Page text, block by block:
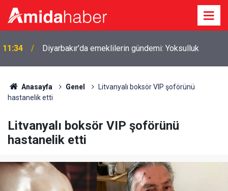
11:34 Diyarbakır’da emeklilerin gündemi: Yoksulluk
Anasayfa Genel
Litvanyalı boksör VIP şoförünü
hastanelik etti
Litvanyalı boksör VIP şoförünü
hastanelik etti